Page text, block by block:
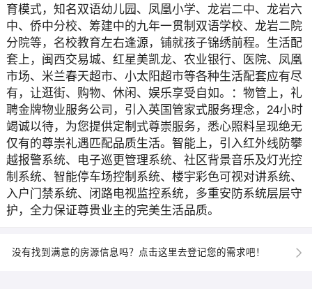
育模式，知名双语幼儿园、凤凰小学、龙岩二中、龙岩六
中、侨中分校、筹建中的九年一贯制双语学校、龙岩二院
分院等，名校教育左右逢源，铺就孩子锦绣前程。生活配
套上，闽西交易城、红星美凯龙、农业银行、医院、凤凰
市场、米兰春天超市、小太阳超市等各种生活配套应有尽
有，让逛街、购物、休闲、娱乐享受自如。：物管上，礼
聘金牌物业服务公司，引入英国管家式服务理念，24小时
竭诚以待，为您提供定制式尊崇服务，悉心照料呈现绝无
仅有的尊崇礼遇匹配品质生活。智能上，引入红外线防攀
越报警系统、电子巡更管理系统、社区背景音乐及灯光控
制系统、智能停车场控制系统、楼宇彩色可视对讲系统、
入户门禁系统、闭路电视监控系统，多重安防系统层层守
护，全力保证尊贵业主的完美生活品质。
没有找到满意的房源信息吗？点击这里去登记您的需求吧！